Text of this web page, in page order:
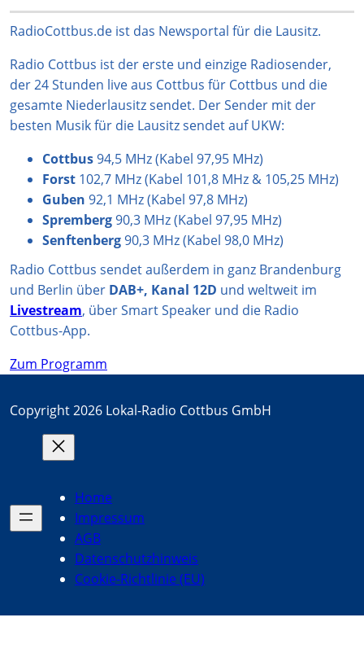
a
g
a
m
o
k
s
A
p
u
b
b
o
k
RadioCottbus.de ist das Newsportal für die Lausitz.
Radio Cottbus ist der erste und einzige Radiosender,
der 24 Stunden live aus Cottbus für Cottbus und die
gesamte Niederlausitz sendet. Der Sender mit der
besten Musik für die Lausitz sendet auf UKW:
Cottbus94,5 MHz (Kabel 97,95 MHz)
Forst 102,7 MHz (Kabel 101,8 MHz & 105,25 MHz)
Guben 92,1 MHz (Kabel 97,8 MHz)
Spremberg90,3 MHz (Kabel 97,95 MHz)
Senftenberg90,3 MHz (Kabel 98,0 MHz)
Radio Cottbus sendet außerdem in ganz Brandenburg
und Berlin über DAB+, Kanal 12D und weltweit im
Livestream, über Smart Speaker und die Radio
Cottbus-App.
Zum Programm
Copyright 2026 Lokal-Radio Cottbus GmbH
Home
Impressum
AGB
Datenschutzhinweis
Cookie-Richtlinie (EU)